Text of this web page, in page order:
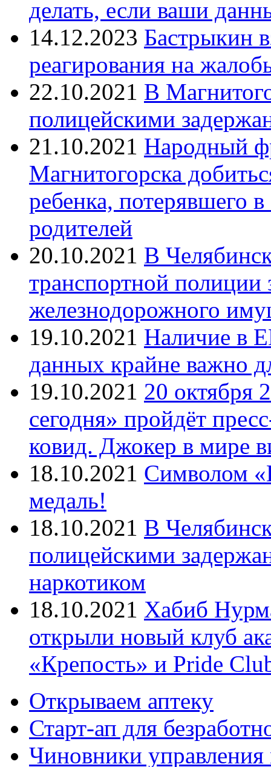
делать, если ваши
14.12.2023 Бастрыкин
реагирования на
22.10.2021 В
полицейскими
21.10.2021 Народный
Магнитогорска
ребенка, потерявшего
родителей
20.10.2021 В
транспортной
железнодорожного
19.10.2021 Наличие в
данных крайне важно
19.10.2021 20 октября
сегодня» пройдёт
ковид. Джокер в мире
18.10.2021 Символом
медаль!
18.10.2021 В
полицейскими
наркотиком
18.10.2021 Хабиб
открыли новый клуб
«Крепость» и Pride
Открываем аптеку
Старт-ап для
Чиновники